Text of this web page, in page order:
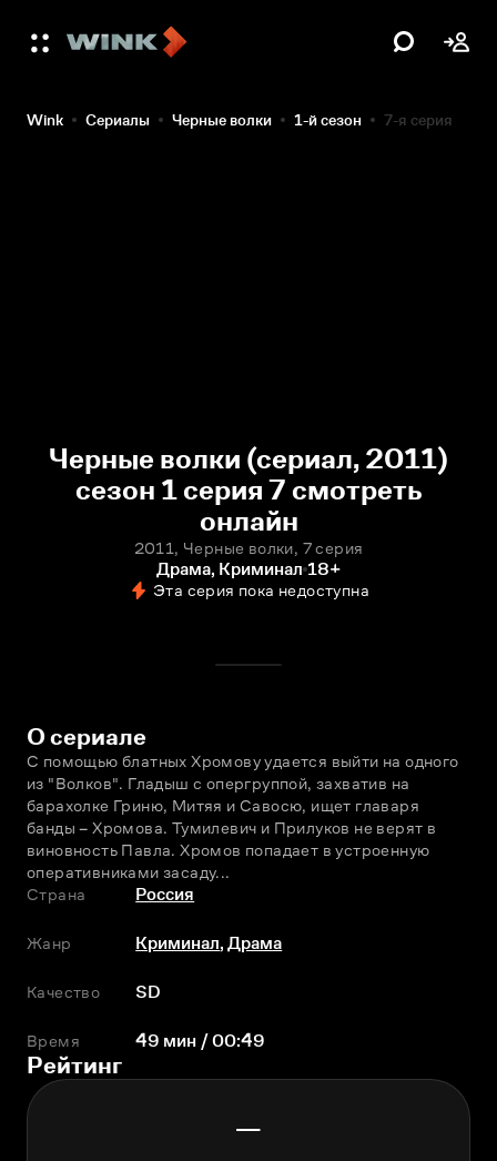
Wink Сериалы Черные волки 1-й сезон 7-я серия
Черные волки (сериал, 2011)
сезон 1 серия 7 смотреть
онлайн
2011, Черные волки, 7 серия
Драма, Криминал 18+
Эта серия пока недоступна
О сериале
С помощью блатных Хромову удаeтся выйти на одного
из "Волков". Гладыш с опергруппой, захватив на
барахолке Гриню, Митяя и Савосю, ищет главаря
банды – Хромова. Тумилевич и Прилуков не верят в
виновность Павла. Хромов попадает в устроенную
оперативниками засаду...
Страна
Россия
Жанр Криминал,Драма
Качество SD
Время 49 мин / 00:49
Рейтинг
—